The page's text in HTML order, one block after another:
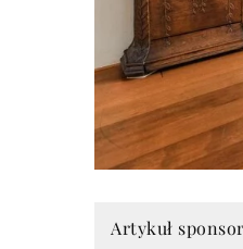
Artykuł